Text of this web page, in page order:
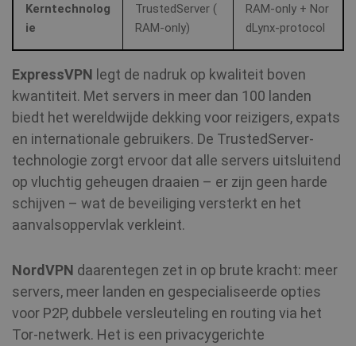
Kerntechnolog
ie
TrustedServer (
RAM‑only)
RAM‑only + Nor
dLynx‑protocol
ExpressVPN legt de nadruk op kwaliteit boven
kwantiteit. Met servers in meer dan 100 landen
biedt het wereldwijde dekking voor reizigers, expats
en internationale gebruikers. De TrustedServer-
technologie zorgt ervoor dat alle servers uitsluitend
op vluchtig geheugen draaien – er zijn geen harde
schijven – wat de beveiliging versterkt en het
aanvalsoppervlak verkleint.
NordVPN daarentegen zet in op brute kracht: meer
servers, meer landen en gespecialiseerde opties
voor P2P, dubbele versleuteling en routing via het
Tor-netwerk. Het is een privacygerichte